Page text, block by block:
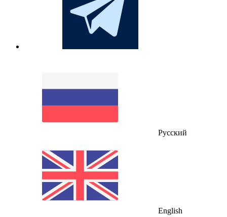
Русский
English